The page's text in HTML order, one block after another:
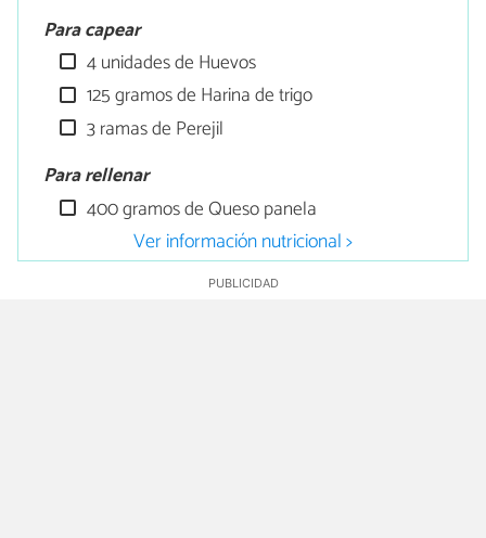
Para capear
4 unidades de Huevos
125 gramos de Harina de trigo
3 ramas de Perejil
Para rellenar
400 gramos de Queso panela
Ver información nutricional >